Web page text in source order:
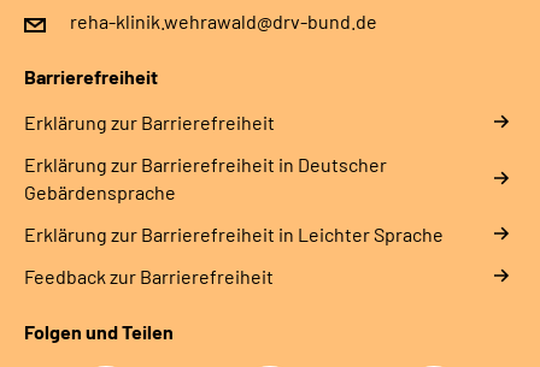
reha-klinik.wehrawald@drv-bund.de
Barrierefreiheit
Erklärung zur Barrierefreiheit
Erklärung zur Barrierefreiheit in Deutscher
Gebärdensprache
Erklärung zur Barrierefreiheit in Leichter Sprache
Feedback zur Barrierefreiheit
Folgen und Teilen